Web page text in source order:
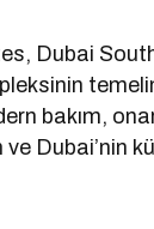
Dubai
bakım,
Dubai’nin